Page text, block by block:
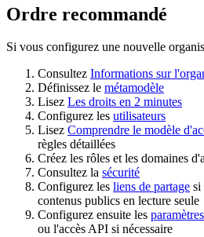
Ordre recommandé
Si vous configurez une nouvelle
Consultez Informations sur
Définissez le métamodèle
Lisez Les droits en 2 minutes
Configurez les utilisateurs
Lisez Comprendre le modèle
règles détaillées
Créez les rôles et les domaines
Consultez la sécurité
Configurez les liens de partage si
contenus publics en lecture seule
Configurez ensuite les
ou l'accès API si nécessaire